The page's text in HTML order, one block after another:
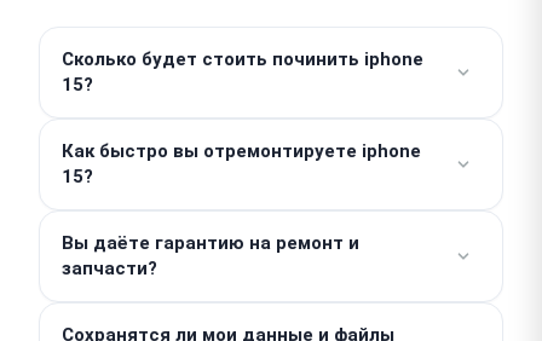
Сколько будет стоить починить iphone
15?
отдельно, поэтому итоговая сумма зависит от
характера поломки. Точную цену мастер назовет
после проведения бесплатной диагностики.
Скрытых доплат у нас нет.
Как быстро вы отремонтируете iphone
15?
выполняются в день обращения за 1–2 часа. Срок
сложного ремонта составляет 2–3 дня. Мы всегда
стараемся вернуть устройство владельцу
максимально оперативно.
Вы даёте гарантию на ремонт и
запчасти?
Сохранятся ли мои данные и файлы